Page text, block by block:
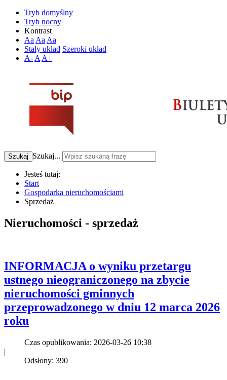
Tryb domyślny
Tryb nocny
Kontrast
Aa Aa Aa
Stały układ Szeroki układ
A- A A+
Szukaj Szukaj...
Jesteś tutaj:
Start
Gospodarka nieruchomościami
Sprzedaż
Nieruchomości - sprzedaż
INFORMACJA o wyniku przetargu
ustnego nieograniczonego na zbycie
nieruchomości gminnych
przeprowadzonego w dniu 12 marca 2026
roku
Czas opublikowania: 2026-03-26 10:38
|
Odsłony: 390